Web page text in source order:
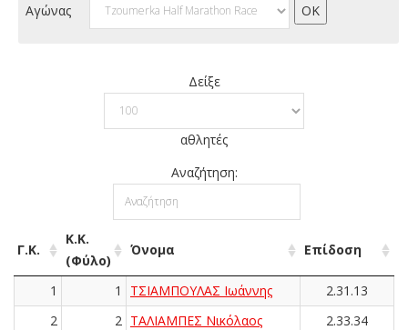
Αγώνας
Δείξε
αθλητές
Αναζήτηση:
Γ.Κ.
Κ.Κ.
(Φύλο)
Όνομα Επίδοση
1 1 ΤΣΙΑΜΠΟΥΛΑΣ Ιωάννης
2.31.13
2
2 ΤΑΛΙΑΜΠΕΣ Νικόλαος
2.33.34